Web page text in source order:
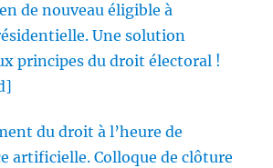
de nouveau éligible à
Une solution
principes du droit électoral !
du droit à l’heure de
artificielle. Colloque de clôture